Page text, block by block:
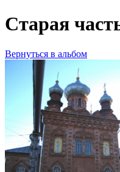
Старая
Вернуться в альбом